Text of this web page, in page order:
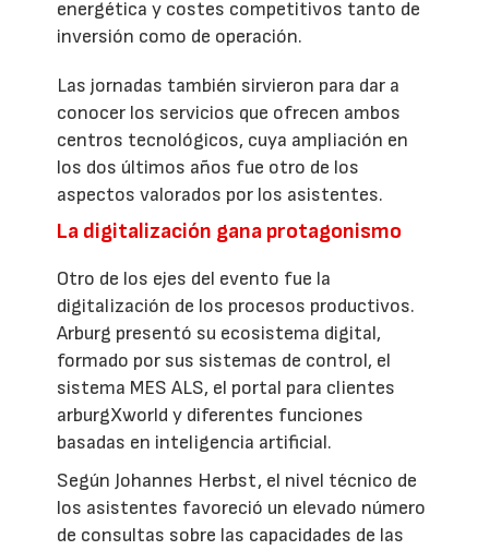
energética y costes competitivos tanto de
inversión como de operación.
Las jornadas también sirvieron para dar a
conocer los servicios que ofrecen ambos
centros tecnológicos, cuya ampliación en
los dos últimos años fue otro de los
aspectos valorados por los asistentes.
La digitalización gana protagonismo
Otro de los ejes del evento fue la
digitalización de los procesos productivos.
Arburg presentó su ecosistema digital,
formado por sus sistemas de control, el
sistema MES ALS, el portal para clientes
arburgXworld y diferentes funciones
basadas en inteligencia artificial.
Según Johannes Herbst, el nivel técnico de
los asistentes favoreció un elevado número
de consultas sobre las capacidades de las